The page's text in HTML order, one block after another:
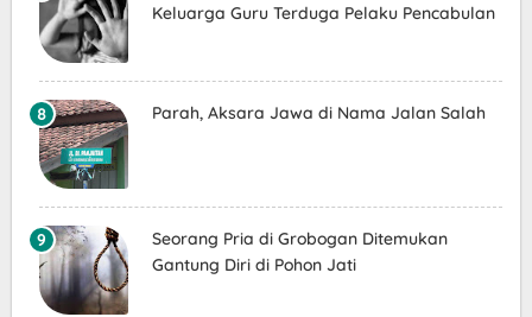
Keluarga Guru Terduga Pelaku Pencabulan
Parah, Aksara Jawa di Nama Jalan Salah
Seorang Pria di Grobogan Ditemukan
Gantung Diri di Pohon Jati